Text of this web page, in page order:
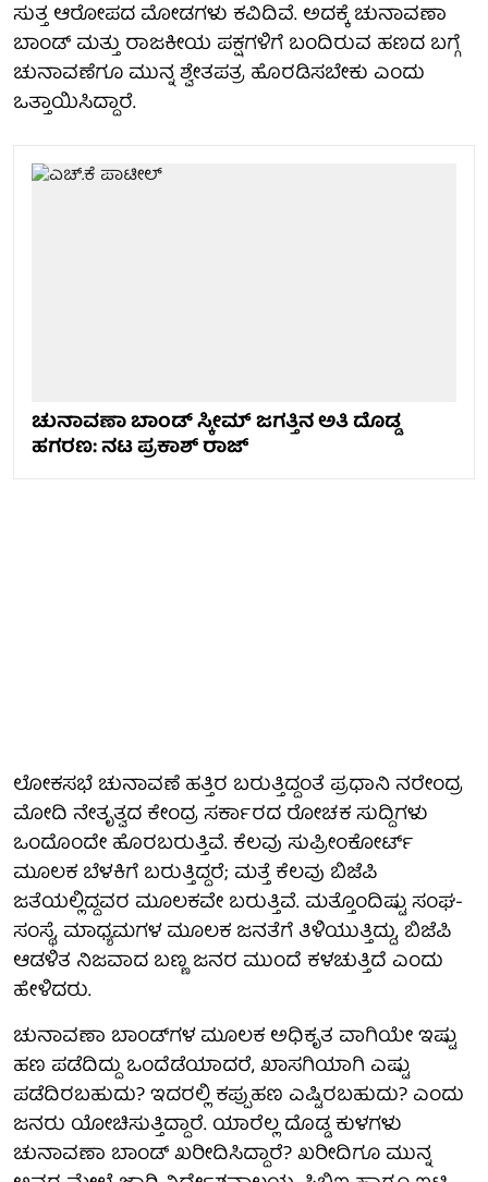
ಸುತ್ತ ಆರೋಪದ ಮೋಡಗಳು ಕವಿದಿವೆ. ಅದಕ್ಕೆ ಚುನಾವಣಾ
ಬಾಂಡ್‌ ಮತ್ತು ರಾಜಕೀಯ ಪಕ್ಷಗಳಿಗೆ ಬಂದಿರುವ ಹಣದ ಬಗ್ಗೆ
ಚುನಾವಣೆಗೂ ಮುನ್ನ ಶ್ವೇತಪತ್ರ ಹೊರಡಿಸಬೇಕು ಎಂದು
ಒತ್ತಾಯಿಸಿದ್ದಾರೆ.
ಚುನಾವಣಾ ಬಾಂಡ್ ಸ್ಕೀಮ್ ಜಗತ್ತಿನ ಅತಿ ದೊಡ್ಡ
ಹಗರಣ: ನಟ ಪ್ರಕಾಶ್ ರಾಜ್
ಲೋಕಸಭೆ ಚುನಾವಣೆ ಹತ್ತಿರ ಬರುತ್ತಿದ್ದಂತೆ ಪ್ರಧಾನಿ ನರೇಂದ್ರ
ಮೋದಿ ನೇತೃತ್ವದ ಕೇಂದ್ರ ಸರ್ಕಾರದ ರೋಚಕ ಸುದ್ದಿಗಳು
ಒಂದೊಂದೇ ಹೊರಬರುತ್ತಿವೆ. ಕೆಲವು ಸುಪ್ರೀಂಕೋರ್ಟ್
ಮೂಲಕ ಬೆಳಕಿಗೆ ಬರುತ್ತಿದ್ದರೆ; ಮತ್ತೆ ಕೆಲವು ಬಿಜೆಪಿ
ಜತೆಯಲ್ಲಿದ್ದವರ ಮೂಲಕವೇ ಬರುತ್ತಿವೆ. ಮತ್ತೊಂದಿಷ್ಟು ಸಂಘ-
ಸಂಸ್ಥೆ, ಮಾಧ್ಯಮಗಳ ಮೂಲಕ ಜನತೆಗೆ ತಿಳಿಯುತ್ತಿದ್ದು, ಬಿಜೆಪಿ
ಆಡಳಿತ ನಿಜವಾದ ಬಣ್ಣ ಜನರ ಮುಂದೆ ಕಳಚುತ್ತಿದೆ ಎಂದು
ಹೇಳಿದರು.
ಚುನಾವಣಾ ಬಾಂಡ್‌ಗಳ ಮೂಲಕ ಅಧಿಕೃತ ವಾಗಿಯೇ ಇಷ್ಟು
ಹಣ ಪಡೆದಿದ್ದು ಒಂದೆಡೆಯಾದರೆ, ಖಾಸಗಿಯಾಗಿ ಎಷ್ಟು
ಪಡೆದಿರಬಹುದು? ಇದರಲ್ಲಿ ಕಪ್ಪುಹಣ ಎಷ್ಟಿರಬಹುದು? ಎಂದು
ಜನರು ಯೋಚಿಸುತ್ತಿದ್ದಾರೆ. ಯಾರೆಲ್ಲ ದೊಡ್ಡ ಕುಳಗಳು
ಚುನಾವಣಾ ಬಾಂಡ್‌ ಖರೀದಿಸಿದ್ದಾರೆ? ಖರೀದಿಗೂ ಮುನ್ನ